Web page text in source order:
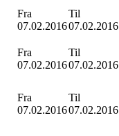
Fra
07.02.2016
Til
07.02.2016
Fra
07.02.2016
Til
07.02.2016
Fra
07.02.2016
Til
07.02.2016